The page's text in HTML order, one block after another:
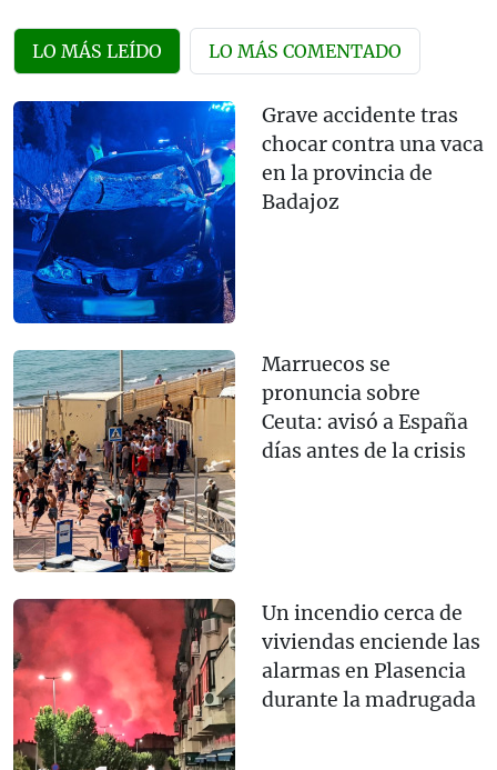
LO MÁS LEÍDO LO MÁS COMENTADO
Grave accidente tras
chocar contra una vaca
en la provincia de
Badajoz
Marruecos se
pronuncia sobre
Ceuta: avisó a España
días antes de la crisis
Un incendio cerca de
viviendas enciende las
alarmas en Plasencia
durante la madrugada